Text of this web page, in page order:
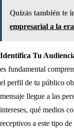
Quizás también te
empresarial a la
Identifica Tu
es fundamental
el perfil de tu público
mensaje llegue a las
intereses, qué medios
receptivos a este tipo